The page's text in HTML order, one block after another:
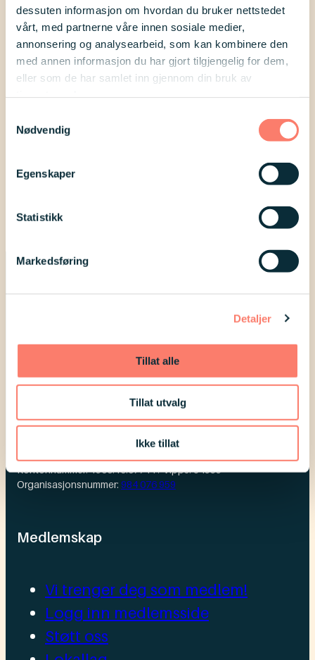
dessuten informasjon om hvordan du bruker nettstedet
vårt, med partnerne våre innen sosiale medier,
annonsering og analysearbeid, som kan kombinere den
med annen informasjon du har gjort tilgjengelig for dem,
eller som de har samlet inn gjennom din bruk av
Nødvendig
Egenskaper
Statistikk
Markedsføring
Detaljer
Tillat alle
Tillat utvalg
Ikke tillat
Still et oppfølgingsspørsmål
Spørsmål*
Maks 1000 tegn
Downs Syndrom Norge
Postboks 1874 Vika, 0124 Oslo
Kontonnummer: 1506.16.07711 / Vipps: 84535
Organisasjonsnummer: 984 076 959
Medlemskap
Vi trenger deg som medlem!
Logg inn medlemsside
Støtt oss